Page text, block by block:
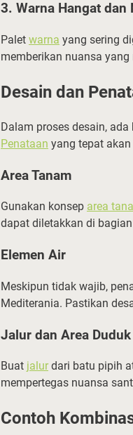
3. Warna Hangat dan
Palet warna yang sering
memberikan nuansa yang
Desain dan
Dalam proses desain,
Penataan yang tepat
Area Tanam
Gunakan konsep area
dapat diletakkan di
Elemen Air
Meskipun tidak wajib,
Mediterania. Pastikan
Jalur dan Area Duduk
Buat jalurdari batu pipih
mempertegas nuansa
Contoh